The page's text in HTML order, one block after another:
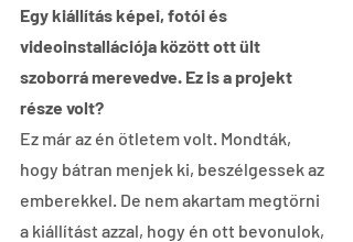
Egy kiállítás képei, fotói és
videoinstallációja között ott ült
szoborrá merevedve. Ez is a projekt
része volt?
Ez már az én ötletem volt. Mondták,
hogy bátran menjek ki, beszélgessek az
emberekkel. De nem akartam megtörni
a kiállítást azzal, hogy én ott bevonulok,